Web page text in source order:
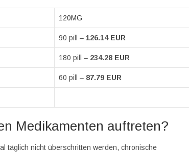
120MG
90 pill – 126.14 EUR
180 pill – 234.28 EUR
60 pill – 87.79 EUR
Medikamenten auftreten?
täglich nicht überschritten werden, chronische